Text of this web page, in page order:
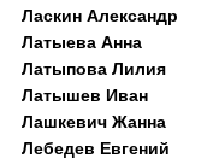
Ласкин Александр
Латыева Анна
Латыпова Лилия
Латышев Иван
Лашкевич Жанна
Лебедев Евгений